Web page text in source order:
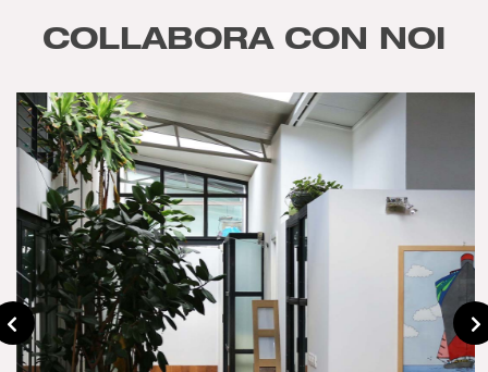
COLLABORA CON NOI